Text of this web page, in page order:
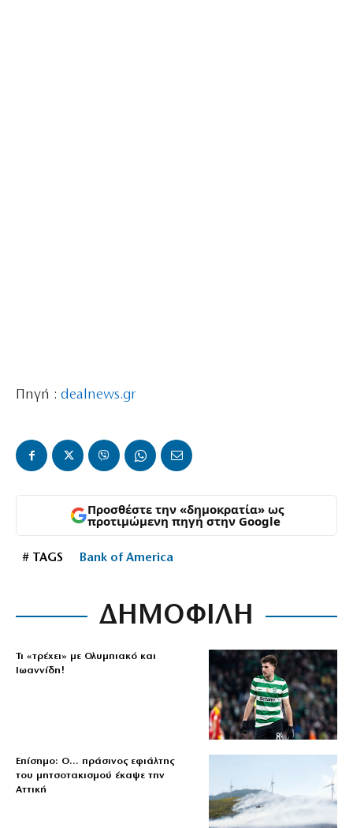
Πηγή : dealnews.gr
Προσθέστε την «δημοκρατία» ως
προτιμώμενη πηγή στην Google
# TAGS Bank of America
ΔΗΜΟΦΙΛΗ
Τι «τρέχει» με Ολυμπιακό και
Ιωαννίδη!
Επίσημο: Ο… πράσινος εφιάλτης
του μητσοτακισμού έκαψε την
Αττική